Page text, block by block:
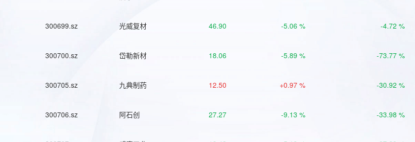
300699.sz 光威复材 46.90 -5.06 % -4.72 %
300700.sz 岱勒新材 18.06 -5.89 % -73.77 %
300705.sz 九典制药 12.50 +0.97 % -30.92 %
300706.sz 阿石创 27.27 -9.13 % -33.98 %